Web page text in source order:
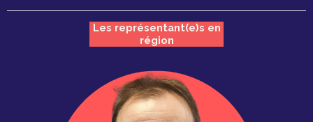
Les représentant(e)s en
région